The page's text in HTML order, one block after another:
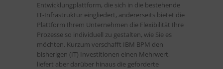
Entwicklungplattform, die sich in die bestehende
IT-Infrastruktur eingliedert, andererseits bietet die
Plattform Ihrem Unternehmen die Flexibilität Ihre
Prozesse so individuell zu gestalten, wie Sie es
möchten. Kurzum verschafft IBM BPM den
bisherigen (IT) Investitionen einen Mehrwert,
liefert aber darüber hinaus die geforderte